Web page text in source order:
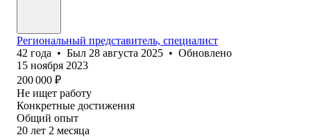
Региональный представитель, специалист
42 года • Был 28 августа 2025 • Обновлено
15 ноября 2023
200 000 ₽
Не ищет работу
Конкретные достижения
Общий опыт
20 лет 2 месяца